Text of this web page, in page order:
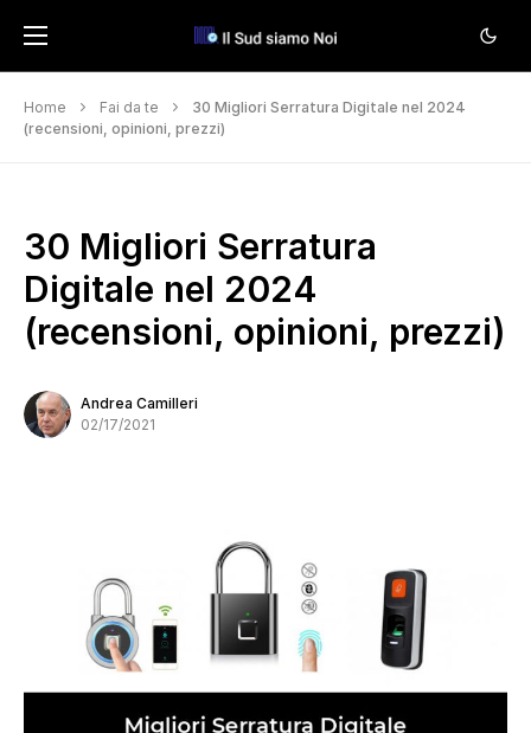
Home Fai da te
30 Migliori Serratura Digitale nel 2024
(recensioni, opinioni, prezzi)
30 Migliori Serratura
Digitale nel 2024
(recensioni, opinioni, prezzi)
Andrea Camilleri
02/17/2021